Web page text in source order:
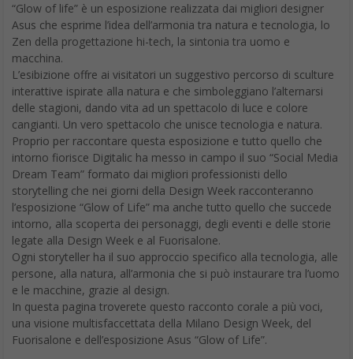
“Glow of life” è un esposizione realizzata dai migliori designer
Asus che esprime l’idea dell’armonia tra natura e tecnologia, lo
Zen della progettazione hi-tech, la sintonia tra uomo e
macchina.
L’esibizione offre ai visitatori un suggestivo percorso di sculture
interattive ispirate alla natura e che simboleggiano l’alternarsi
delle stagioni, dando vita ad un spettacolo di luce e colore
cangianti. Un vero spettacolo che unisce tecnologia e natura.
Proprio per raccontare questa esposizione e tutto quello che
intorno fiorisce Digitalic ha messo in campo il suo “Social Media
Dream Team” formato dai migliori professionisti dello
storytelling che nei giorni della Design Week racconteranno
l’esposizione “Glow of Life” ma anche tutto quello che succede
intorno, alla scoperta dei personaggi, degli eventi e delle storie
legate alla Design Week e al Fuorisalone.
Ogni storyteller ha il suo approccio specifico alla tecnologia, alle
persone, alla natura, all’armonia che si può instaurare tra l’uomo
e le macchine, grazie al design.
In questa pagina troverete questo racconto corale a più voci,
una visione multisfaccettata della Milano Design Week, del
Fuorisalone e dell’esposizione Asus “Glow of Life”.